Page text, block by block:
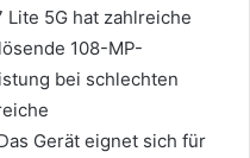
Lite 5G hat zahlreiche
108-MP-
bei schlechten
Gerät eignet sich für